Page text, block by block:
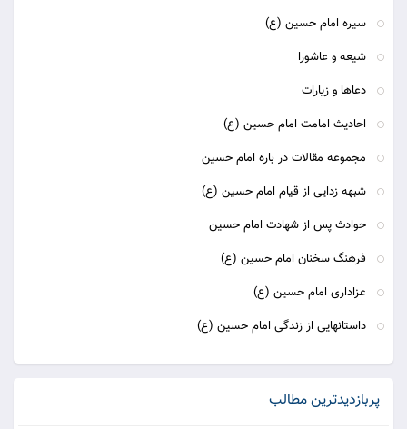
سیره امام حسین (ع)
شیعه و عاشورا
دعاها و زیارات
احادیث امامت امام حسین (ع)
مجموعه مقالات در باره امام حسین
شبهه زدایی از قیام امام حسین (ع)
حوادث پس از شهادت امام حسین
فرهنگ سخنان امام حسین (ع)
عزاداری امام حسین (ع)
داستانهایی از زندگی امام حسین (ع)
پربازدیدترین مطالب